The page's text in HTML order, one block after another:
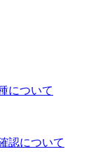
について
認について